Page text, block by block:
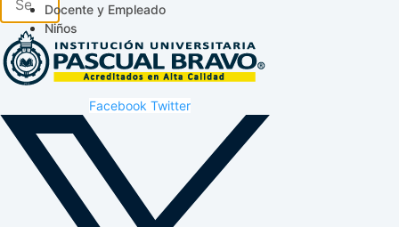
Docente y Empleado
Niños
Facebook Twitter